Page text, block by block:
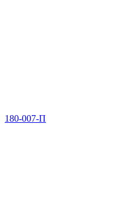
180-007-П